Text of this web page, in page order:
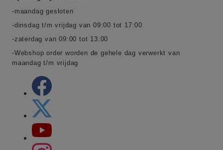
-maandag gesloten
-dinsdag t/m vrijdag van 09:00 tot 17:00
-zaterdag van 09:00 tot 13:00
-Webshop order worden de gehele dag verwerkt van
maandag t/m vrijdag